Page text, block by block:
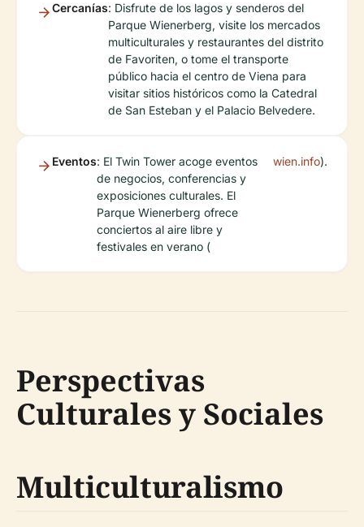
Cercanías: Disfrute de los lagos y senderos del
Parque Wienerberg, visite los mercados
multiculturales y restaurantes del distrito
de Favoriten, o tome el transporte
público hacia el centro de Viena para
visitar sitios históricos como la Catedral
de San Esteban y el Palacio Belvedere.
Eventos: El Twin Tower acoge eventos
de negocios, conferencias y
exposiciones culturales. El
Parque Wienerberg ofrece
conciertos al aire libre y
festivales en verano (
wien.info).
Perspectivas
Culturales y Sociales
Multiculturalismo